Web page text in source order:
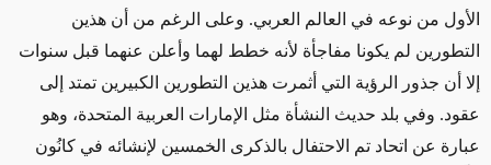
الأول من نوعه في العالم العربي. وعلى الرغم من أن هذين
التطورين لم يكونا مفاجأة لأنه خطط لهما وأعلن عنهما قبل سنوات
إلا أن جذور الرؤية التي أثمرت هذين التطورين الكبيرين تمتد إلى
عقود. وفي بلد حديث النشأة مثل الإمارات العربية المتحدة، وهو
عبارة عن اتحاد تم الاحتفال بالذكرى الخمسين لإنشائه في كانُون